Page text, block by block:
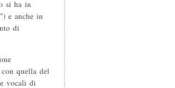
si ha in
") e anche in
di
con quella del
vocali di